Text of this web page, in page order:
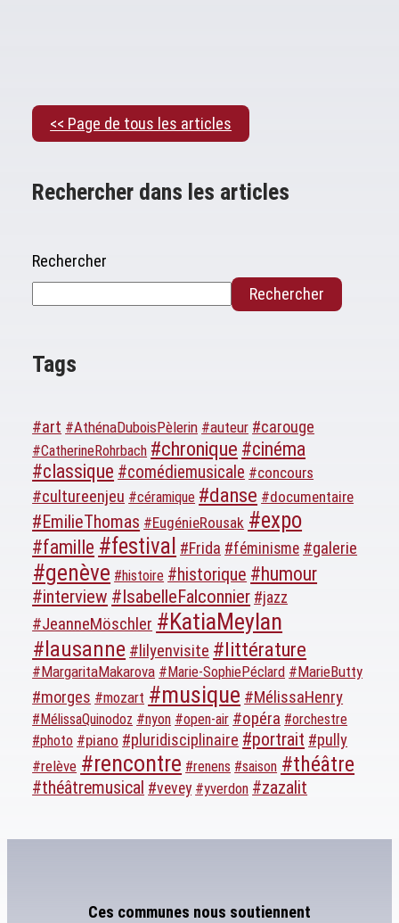
<< Page de tous les articles
Rechercher dans les articles
Rechercher
Rechercher
Tags
#art #AthénaDuboisPèlerin #auteur #carouge
#CatherineRohrbach #chronique #cinéma
#classique #comédiemusicale #concours
#cultureenjeu #céramique #danse #documentaire
#EmilieThomas #EugénieRousak #expo
#famille #festival #Frida #féminisme #galerie
#genève #histoire #historique #humour
#interview #IsabelleFalconnier #jazz
#JeanneMöschler #KatiaMeylan
#lausanne #lilyenvisite #littérature
#MargaritaMakarova #Marie-SophiePéclard #MarieButty
#morges #mozart #musique #MélissaHenry
#MélissaQuinodoz #nyon #open-air #opéra #orchestre
#photo #piano #pluridisciplinaire #portrait #pully
#relève #rencontre #renens #saison #théâtre
#théâtremusical #vevey #yverdon #zazalit
Ces communes nous soutiennent